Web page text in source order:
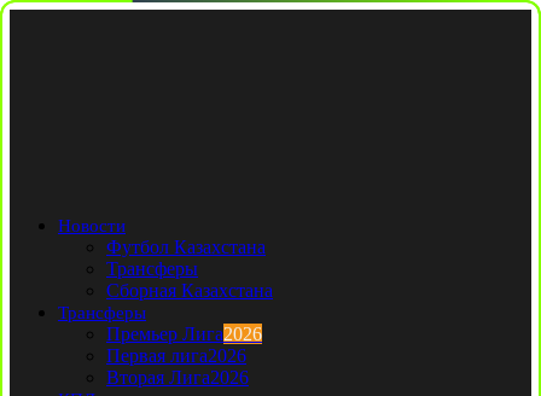
Новости
Футбол Казахстана
Трансферы
Сборная Казахстана
Трансферы
Премьер Лига2026
Первая лига2026
Вторая Лига2026